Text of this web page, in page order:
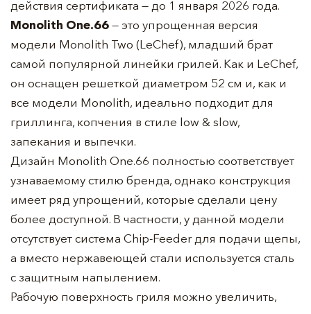
действия сертификата — до 1 января 2026 года.
Monolith One.66— это упрощенная версия
модели Monolith Two (LeChef), младший брат
самой популярной линейки грилей. Как и LeChef,
он оснащен решеткой диаметром 52 см и, как и
все модели Monolith, идеально подходит для
гриллинга, копчения в стиле low & slow,
запекания и выпечки.
Дизайн Monolith One.66 полностью соответствует
узнаваемому стилю бренда, однако конструкция
имеет ряд упрощений, которые сделали цену
более доступной. В частности, у данной модели
отсутствует система Chip-Feeder для подачи щепы,
а вместо нержавеющей стали используется сталь
с защитным напылением.
Рабочую поверхность гриля можно увеличить,